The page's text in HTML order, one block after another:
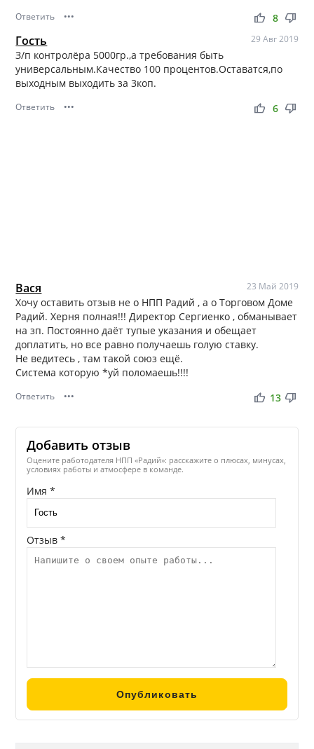
Ответить ••• thumb_up thumb_down
8
Гость 29 Авг 2019
З/п контролёра 5000гр.,а требования быть
универсальным.Качество 100 процентов.Оставатся,по
выходным выходить за 3коп.
Ответить ••• thumb_up thumb_down
6
Вася 23 Май 2019
Хочу оставить отзыв не о НПП Радий , а о Торговом Доме
Радий. Херня полная!!! Директор Сергиенко , обманывает
на зп. Постоянно даёт тупые указания и обещает
доплатить, но все равно получаешь голую ставку.
Не ведитесь , там такой союз ещё.
Система которую *уй поломаешь!!!!
Ответить ••• thumb_up thumb_down
13
Добавить отзыв
Оцените работодателя НПП «Радий»: расскажите о плюсах, минусах,
условиях работы и атмосфере в команде.
Имя *
Отзыв *